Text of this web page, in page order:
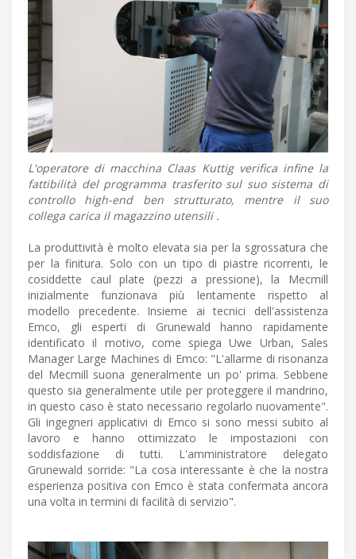
L'operatore di macchina Claas Kuttig verifica infine la
fattibilità del programma trasferito sul suo sistema di
controllo high-end ben strutturato, mentre il suo
collega carica il magazzino utensili .
La produttività è molto elevata sia per la sgrossatura che
per la finitura. Solo con un tipo di piastre ricorrenti, le
cosiddette caul plate (pezzi a pressione), la Mecmill
inizialmente funzionava più lentamente rispetto al
modello precedente. Insieme ai tecnici dell'assistenza
Emco, gli esperti di Grunewald hanno rapidamente
identificato il motivo, come spiega Uwe Urban, Sales
Manager Large Machines di Emco: "L'allarme di risonanza
del Mecmill suona generalmente un po' prima. Sebbene
questo sia generalmente utile per proteggere il mandrino,
in questo caso è stato necessario regolarlo nuovamente".
Gli ingegneri applicativi di Emco si sono messi subito al
lavoro e hanno ottimizzato le impostazioni con
soddisfazione di tutti. L'amministratore delegato
Grunewald sorride: "La cosa interessante è che la nostra
esperienza positiva con Emco è stata confermata ancora
una volta in termini di facilità di servizio".